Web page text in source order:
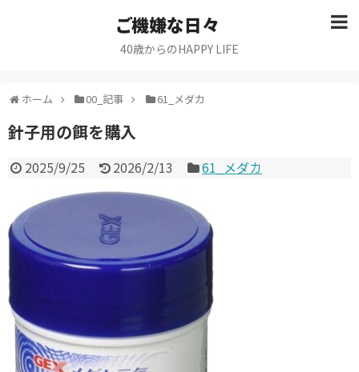
ご機嫌な日々
40歳からのHAPPY LIFE
ホーム 00_記事 61_メダカ
針子用の餌を購入
2025/9/25 2026/2/13 61_メダカ